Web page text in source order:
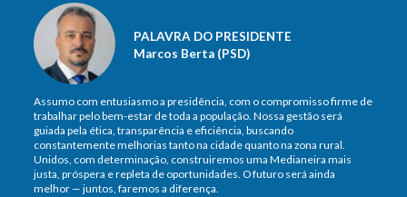
PALAVRA DO PRESIDENTE
Marcos Berta (PSD)
Assumo com entusiasmo a presidência, com o compromisso firme de
trabalhar pelo bem-estar de toda a população. Nossa gestão será
guiada pela ética, transparência e eficiência, buscando
constantemente melhorias tanto na cidade quanto na zona rural.
Unidos, com determinação, construiremos uma Medianeira mais
justa, próspera e repleta de oportunidades. O futuro será ainda
melhor — juntos, faremos a diferença.